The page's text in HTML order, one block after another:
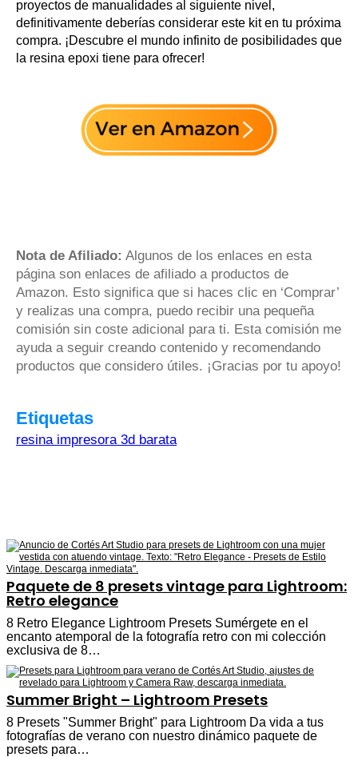
proyectos de manualidades al siguiente nivel,
definitivamente deberías considerar este kit en tu próxima
compra. ¡Descubre el mundo infinito de posibilidades que
la resina epoxi tiene para ofrecer!
Nota de Afiliado: Algunos de los enlaces en esta
página son enlaces de afiliado a productos de
Amazon. Esto significa que si haces clic en ‘Comprar’
y realizas una compra, puedo recibir una pequeña
comisión sin coste adicional para ti. Esta comisión me
ayuda a seguir creando contenido y recomendando
productos que considero útiles. ¡Gracias por tu apoyo!
Etiquetas
resina impresora 3d barata
Paquete de 8 presets vintage para Lightroom:
Retro elegance
8 Retro Elegance Lightroom Presets Sumérgete en el
encanto atemporal de la fotografía retro con mi colección
exclusiva de 8…
Summer Bright – Lightroom Presets
8 Presets "Summer Bright" para Lightroom Da vida a tus
fotografías de verano con nuestro dinámico paquete de
presets para…